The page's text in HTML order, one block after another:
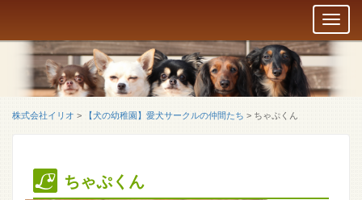
株式会社イリオ > 【犬の幼稚園】愛犬サークルの仲間たち > ちゃぷくん
ちゃぷくん